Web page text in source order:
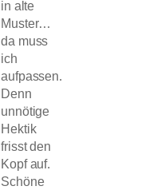
in alte
Muster…
da muss
ich
aufpassen.
Denn
unnötige
Hektik
frisst den
Kopf auf.
Schöne